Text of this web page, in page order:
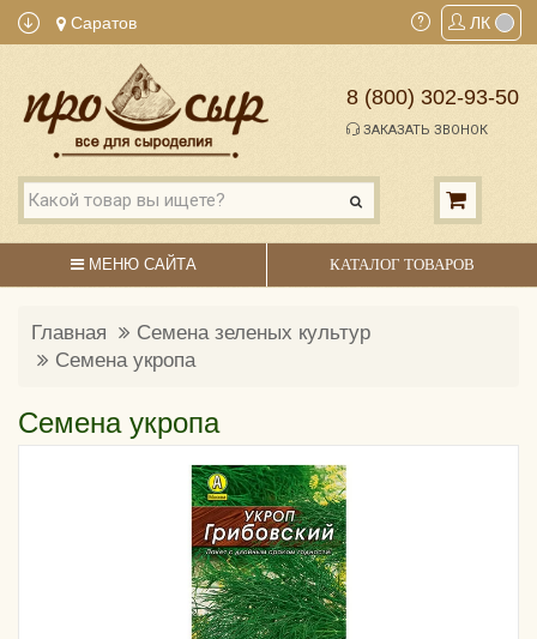
Саратов ЛК
8 (800) 302-93-50
ЗАКАЗАТЬ ЗВОНОК
МЕНЮ САЙТА КАТАЛОГ ТОВАРОВ
Главная
Семена зеленых культур
Семена укропа
Семена укропа